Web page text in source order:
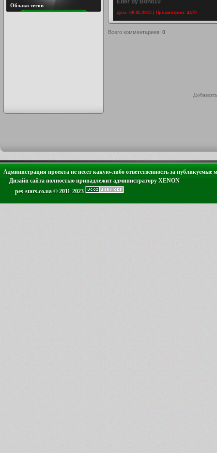
Eder by Bono10
Дата: 08.05.2015 | Просмотров: 4470
Всего комментариев: 0
Облако тегов
Администрация проекта не несет какую-либо ответственность за публикуемые
Дизайн сайта полностью принадлежит администратору XENON
pes-stars.co.ua © 2011-2023